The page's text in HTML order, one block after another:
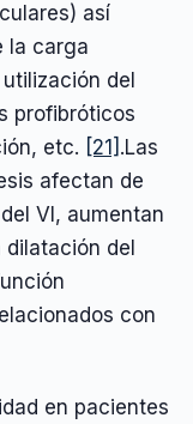
así
la carga
del
profibróticos
etc. [21] .Las
afectan de
VI, aumentan
del
con
en pacientes